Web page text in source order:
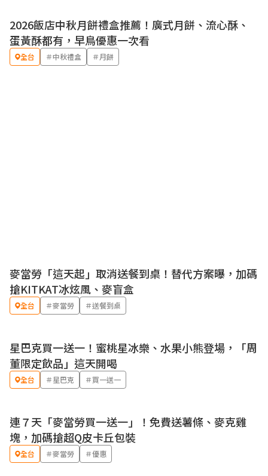
2026飯店中秋月餅禮盒推薦！廣式月餅、流心酥、
蛋黃酥都有，早鳥優惠一次看
全台 ＃中秋禮盒 ＃月餅
麥當勞「這天起」取消送餐到桌！替代方案曝，加碼
搶KITKAT冰炫風、麥盲盒
全台 ＃麥當勞 ＃送餐到桌
優惠
星巴克買一送一！蜜桃星冰樂、水果小熊登場，「周
董限定飲品」這天開喝
全台 ＃星巴克 ＃買一送一
優惠
連７天「麥當勞買一送一」！免費送薯條、麥克雞
塊，加碼搶超Q皮卡丘包裝
全台 ＃麥當勞 ＃優惠